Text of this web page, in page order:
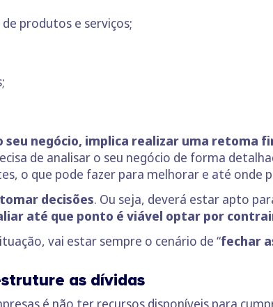
produtos e serviços;
seu negócio, implica realizar uma retoma
de analisar o seu negócio de forma
o que pode fazer para melhorar e até onde
decisões. Ou seja, deverá estar apto
até que ponto é viável optar por
vai estar sempre o cenário de “fechar
as dívidas
é não ter recursos disponíveis para